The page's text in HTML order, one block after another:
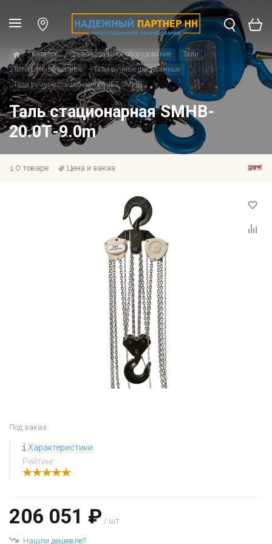
Каталог Грузоподъемное оборудование
Тали
Тали ручные цепные
Тали ручные шестеренные
Тали ручные стационарные JET SMHB
Таль стационарная SMHB-
20.0Т-9.0m
О товаре Цена и заказ
Под заказ
Характеристики
Рейтинг
206 051 ₽ / шт
Нашли дешевле?